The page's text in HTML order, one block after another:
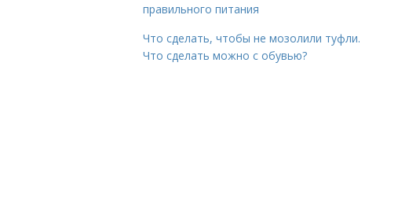
правильного питания
Что сделать, чтобы не мозолили туфли.
Что сделать можно с обувью?